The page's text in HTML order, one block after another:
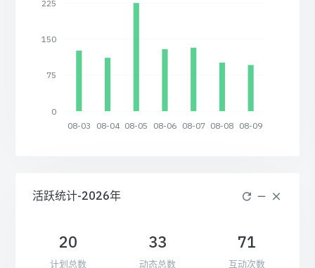
0
75
150
225
08-09
08-08
08-07
08-06
08-05
08-04
08-03
活跃统计-2026年
20
计划总数
33
动态总数
71
互动次数